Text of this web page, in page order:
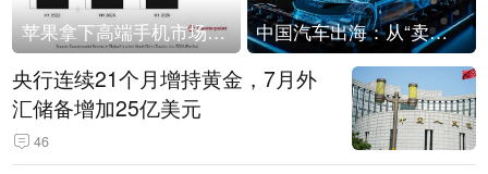
苹果拿下高端手机市场65%的份额：iPhone 17系列功不可没 中国汽车出海：从“卖出去”到“走进去”
央行连续21个月增持黄金，7月外
汇储备增加25亿美元
46